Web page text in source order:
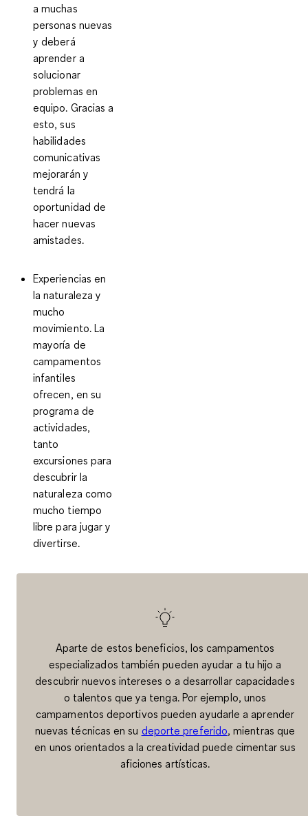
a muchas
personas nuevas
y deberá
aprender a
solucionar
problemas en
equipo. Gracias a
esto, sus
habilidades
comunicativas
mejorarán y
tendrá la
oportunidad de
hacer nuevas
amistades.
Experiencias en
la naturaleza y
mucho
movimiento.La
mayoría de
campamentos
infantiles
ofrecen, en su
programa de
actividades,
tanto
excursiones para
descubrir la
naturaleza como
mucho tiempo
libre para jugar y
divertirse.
Aparte de estos beneficios, los campamentos
especializados también pueden ayudar a tu hijo a
descubrir nuevos intereses o a desarrollar capacidades
o talentos que ya tenga. Por ejemplo, unos
campamentos deportivos pueden ayudarle a aprender
nuevas técnicas en su deporte preferido, mientras que
en unos orientados a la creatividad puede cimentar sus
aficiones artísticas.